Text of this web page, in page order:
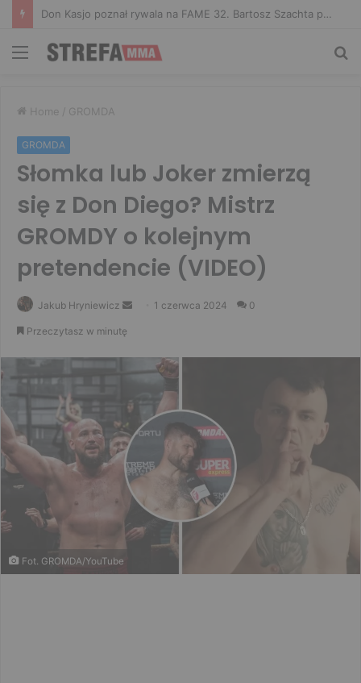
Niepokonany Włodarczyk zawalczy o ranking! Na XTB KSW 122 zmierzy się z Paivą
Menu
Home / GROMDA
GROMDA
Słomka lub Joker zmierzą
się z Don Diego? Mistrz
GROMDY o kolejnym
pretendencie (VIDEO)
Jakub Hryniewicz
Send 1 czerwca 2024 0
Przeczytasz w minutę
Fot. GROMDA/YouTube